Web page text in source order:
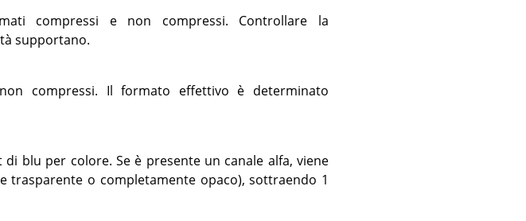
compressi e non compressi. Controllare la
supportano.
compressi. Il formato effettivo è determinato
blu per colore. Se è presente un canale alfa, viene
trasparente o completamente opaco), sottraendo 1